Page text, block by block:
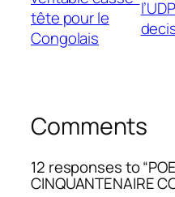
tête pour le
Congolais
Comments
12 responses to
CINQUANTENAIRE